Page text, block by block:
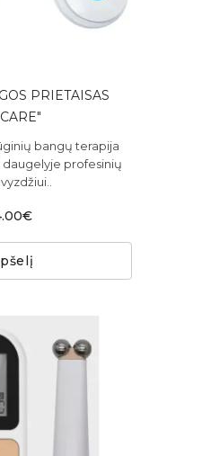
PRIETAISAS
bangų terapija
daugelyje profesinių